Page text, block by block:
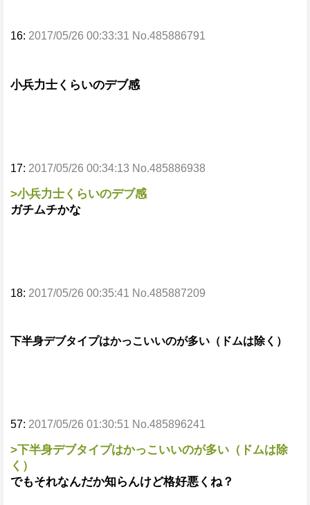
16: 2017/05/26 00:33:31 No.485886791
小兵力士くらいのデブ感
17: 2017/05/26 00:34:13 No.485886938
>小兵力士くらいのデブ感
ガチムチかな
18: 2017/05/26 00:35:41 No.485887209
下半身デブタイプはかっこいいのが多い（ドムは除く）
57: 2017/05/26 01:30:51 No.485896241
>下半身デブタイプはかっこいいのが多い（ドムは除
く）
でもそれなんだか知らんけど格好悪くね？